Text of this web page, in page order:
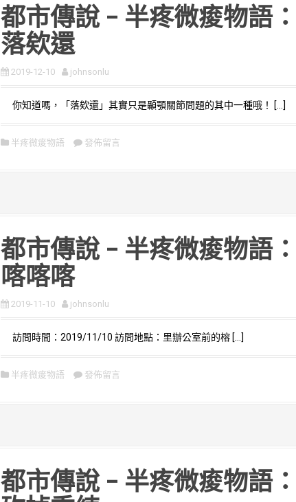
都市傳說 – 半疼微痠物語：
落欸還
2019-12-10 johnsonlu
你知道嗎，「落欸還」其實只是顳顎關節問題的其中一種哦！ […]
半疼微痠物語 發佈留言
都市傳說 – 半疼微痠物語：
喀喀喀
2019-11-10 johnsonlu
訪問時間：2019/11/10 訪問地點：里辦公室前的榕 […]
半疼微痠物語 發佈留言
都市傳說 – 半疼微痠物語：